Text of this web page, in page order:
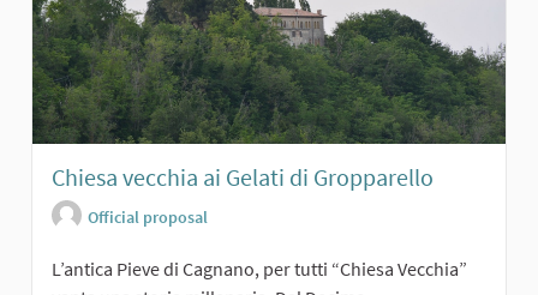
Chiesa vecchia ai Gelati di Gropparello
Official proposal
L’antica Pieve di Cagnano, per tutti “Chiesa Vecchia”